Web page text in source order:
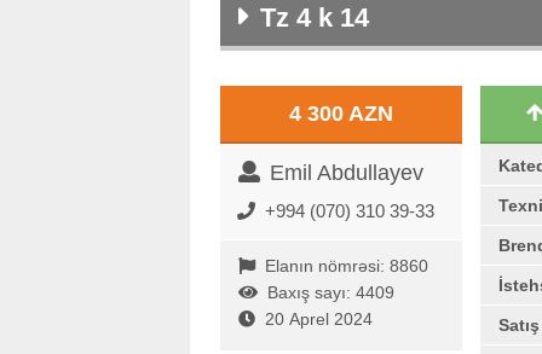
Tz 4 k 14
4 300 AZN
Emil Abdullayev
+994 (070) 310 39-33
Elanın nömrəsi: 8860
Baxış sayı: 4409
20 Aprel 2024